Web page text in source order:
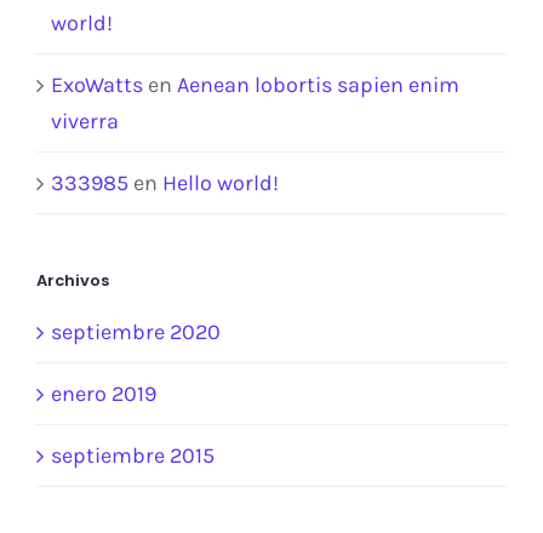
world!
ExoWatts en Aenean lobortis sapien enim
viverra
333985 en Hello world!
Archivos
septiembre 2020
enero 2019
septiembre 2015